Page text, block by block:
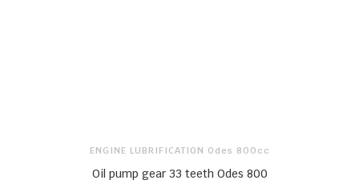
ENGINE LUBRIFICATION Odes 800cc
Oil pump gear 33 teeth Odes 800